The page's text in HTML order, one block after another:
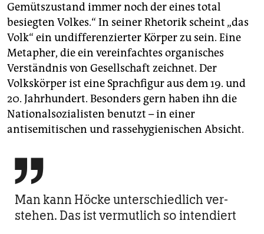
Gemütszustand immer noch der eines total
besiegten Volkes.“ In seiner Rhetorik scheint „das
Volk“ ein undifferenzierter Körper zu sein. Eine
Metapher, die ein vereinfachtes organisches
Verständnis von Gesellschaft zeichnet. Der
Volkskörper ist eine Sprachfigur aus dem 19. und
20. Jahrhundert. Besonders gern haben ihn die
Nationalsozialisten benutzt – in einer
antisemitischen und rassehygienischen Absicht.

Man kann Höcke unterschiedlich ver­
stehen. Das ist vermutlich so intendiert